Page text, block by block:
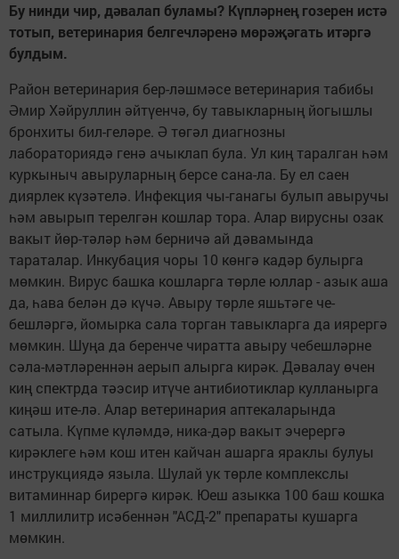
Бу нинди чир, дәвалап буламы? Күпләрнең гозерен истә
тотып, ветеринария белгечләренә мөрәҗәгать итәргә
булдым.
Район ветеринария бер-ләшмәсе ветеринария табибы
Әмир Хәйруллин әйтүенчә, бу тавыкларның йогышлы
бронхиты бил-геләре. Ә төгәл диагнозны
лабораториядә генә ачыклап була. Ул киң таралган һәм
куркыныч авыруларның берсе сана-ла. Бу ел саен
диярлек күзәтелә. Инфекция чы-ганагы булып авыручы
һәм авырып терелгән кошлар тора. Алар вирусны озак
вакыт йөр-тәләр һәм берничә ай дәвамында
тараталар. Инкубация чоры 10 көнгә кадәр булырга
мөмкин. Вирус башка кошларга төрле юллар - азык аша
да, һава белән дә күчә. Авыру төрле яшьтәге че-
бешләргә, йомырка сала торган тавыкларга да иярергә
мөмкин. Шуңа да беренче чиратта авыру чебешләрне
сәла-мәтләреннән аерып алырга кирәк. Дәвалау өчен
киң спектрда тәэсир итүче антибиотиклар кулланырга
киңәш ите-лә. Алар ветеринария аптекаларында
сатыла. Күпме күләмдә, ника-дәр вакыт эчерергә
кирәклеге һәм кош итен кайчан ашарга яраклы булуы
инструкциядә языла. Шулай ук төрле комплекслы
витаминнар бирергә кирәк. Юеш азыкка 100 баш кошка
1 миллилитр исәбеннән "АСД-2" препараты кушарга
мөмкин.